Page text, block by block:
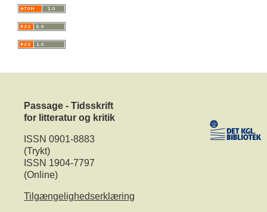
Passage - Tidsskrift
for litteratur og kritik
ISSN 0901-8883
(Trykt)
ISSN 1904-7797
(Online)
Tilgængelighedserklæring